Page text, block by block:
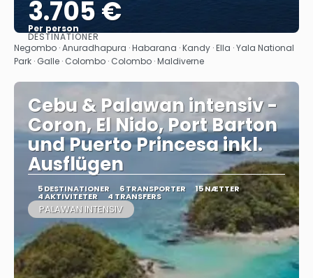
3.705 €
Per person
Se
DESTINATIONER
Negombo · Anuradhapura · Habarana · Kandy · Ella · Yala National
Park · Galle · Colombo · Colombo · Maldiverne
Cebu & Palawan intensiv -
Coron, El Nido, Port Barton
und Puerto Princesa inkl.
Ausflügen
5 DESTINATIONER 6 TRANSPORTER 15 NÆTTER
4 AKTIVITETER 4 TRANSFERS
PALAWAN INTENSIV